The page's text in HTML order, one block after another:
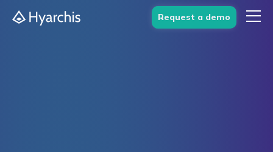
Request a demo